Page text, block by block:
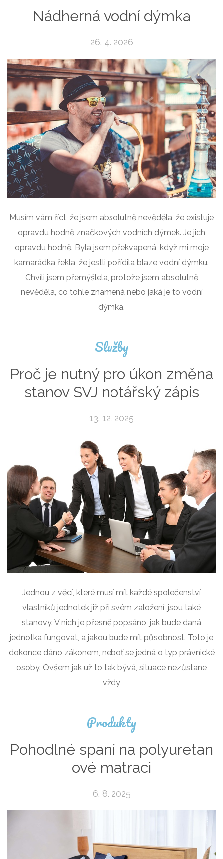
Nádherná vodní dýmka
26. 4. 2026
Musím vám říct, že jsem absolutně nevěděla, že existuje
opravdu hodně značkových vodních dýmek. Je jich
opravdu hodně. Byla jsem překvapená, když mi moje
kamarádka řekla, že jestli pořídila blaze vodní dýmku.
Chvíli jsem přemýšlela, protože jsem absolutně
nevěděla, co tohle znamená nebo jaká je to vodní
dýmka.
Služby
Proč je nutný pro úkon změna
stanov SVJ notářský zápis
13. 12. 2025
Jednou z věcí, které musí mít každé společenství
vlastníků jednotek již při svém založení, jsou také
stanovy. V nich je přesně popsáno, jak bude daná
jednotka fungovat, a jakou bude mít působnost. Toto je
dokonce dáno zákonem, neboť se jedná o typ právnické
osoby. Ovšem jak už to tak bývá, situace nezůstane
vždy
Produkty
Pohodlné spaní na polyuretan
ové matraci
6. 8. 2025